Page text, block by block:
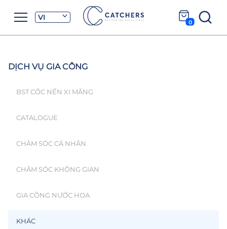
VI 0
DỊCH VỤ GIA CÔNG
BST CỐC NẾN XI MĂNG
CATALOGUE
CHĂM SÓC CÁ NHÂN
CHĂM SÓC KHÔNG GIAN
GIA CÔNG NƯỚC HOA
KHÁC